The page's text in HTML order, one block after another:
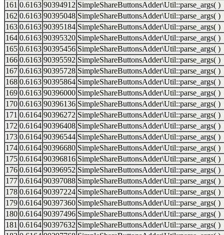
161 0.6163 90394912 SimpleShareButtonsAdder\Util::parse_args( )
162 0.6163 90395048 SimpleShareButtonsAdder\Util::parse_args( )
163 0.6163 90395184 SimpleShareButtonsAdder\Util::parse_args( )
164 0.6163 90395320 SimpleShareButtonsAdder\Util::parse_args( )
165 0.6163 90395456 SimpleShareButtonsAdder\Util::parse_args( )
166 0.6163 90395592 SimpleShareButtonsAdder\Util::parse_args( )
167 0.6163 90395728 SimpleShareButtonsAdder\Util::parse_args( )
168 0.6163 90395864 SimpleShareButtonsAdder\Util::parse_args( )
169 0.6163 90396000 SimpleShareButtonsAdder\Util::parse_args( )
170 0.6163 90396136 SimpleShareButtonsAdder\Util::parse_args( )
171 0.6164 90396272 SimpleShareButtonsAdder\Util::parse_args( )
172 0.6164 90396408 SimpleShareButtonsAdder\Util::parse_args( )
173 0.6164 90396544 SimpleShareButtonsAdder\Util::parse_args( )
174 0.6164 90396680 SimpleShareButtonsAdder\Util::parse_args( )
175 0.6164 90396816 SimpleShareButtonsAdder\Util::parse_args( )
176 0.6164 90396952 SimpleShareButtonsAdder\Util::parse_args( )
177 0.6164 90397088 SimpleShareButtonsAdder\Util::parse_args( )
178 0.6164 90397224 SimpleShareButtonsAdder\Util::parse_args( )
179 0.6164 90397360 SimpleShareButtonsAdder\Util::parse_args( )
180 0.6164 90397496 SimpleShareButtonsAdder\Util::parse_args( )
181 0.6164 90397632 SimpleShareButtonsAdder\Util::parse_args( )